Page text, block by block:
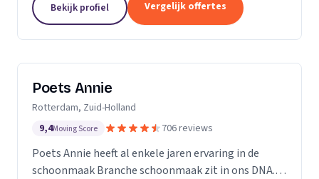
dakgoten...
Bekijk profiel Vergelijk offertes
Poets Annie
Rotterdam, Zuid-Holland
9,4Moving Score 706 reviews
Poets Annie heeft al enkele jaren ervaring in de
schoonmaak Branche schoonmaak zit in ons DNA.